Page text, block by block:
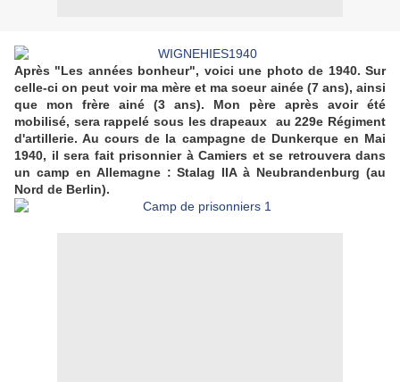
Après "Les années bonheur", voici une photo de 1940. Sur
celle-ci on peut voir ma mère et ma soeur ainée (7 ans), ainsi
que mon frère ainé (3 ans). Mon père après avoir été
mobilisé, sera rappelé sous les drapeaux au 229e Régiment
d'artillerie. Au cours de la campagne de Dunkerque en Mai
1940, il sera fait prisonnier à Camiers et se retrouvera dans
un camp en Allemagne : Stalag IIA à Neubrandenburg (au
Nord de Berlin).